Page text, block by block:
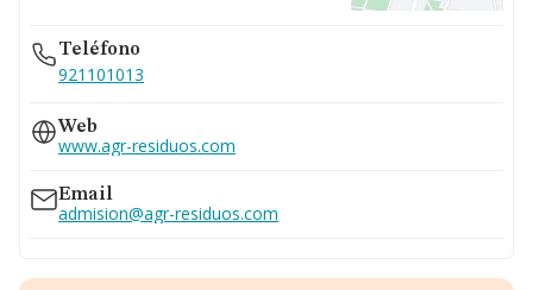
Teléfono
921101013
Web
www.agr-residuos.com
Email
admision@agr-residuos.com